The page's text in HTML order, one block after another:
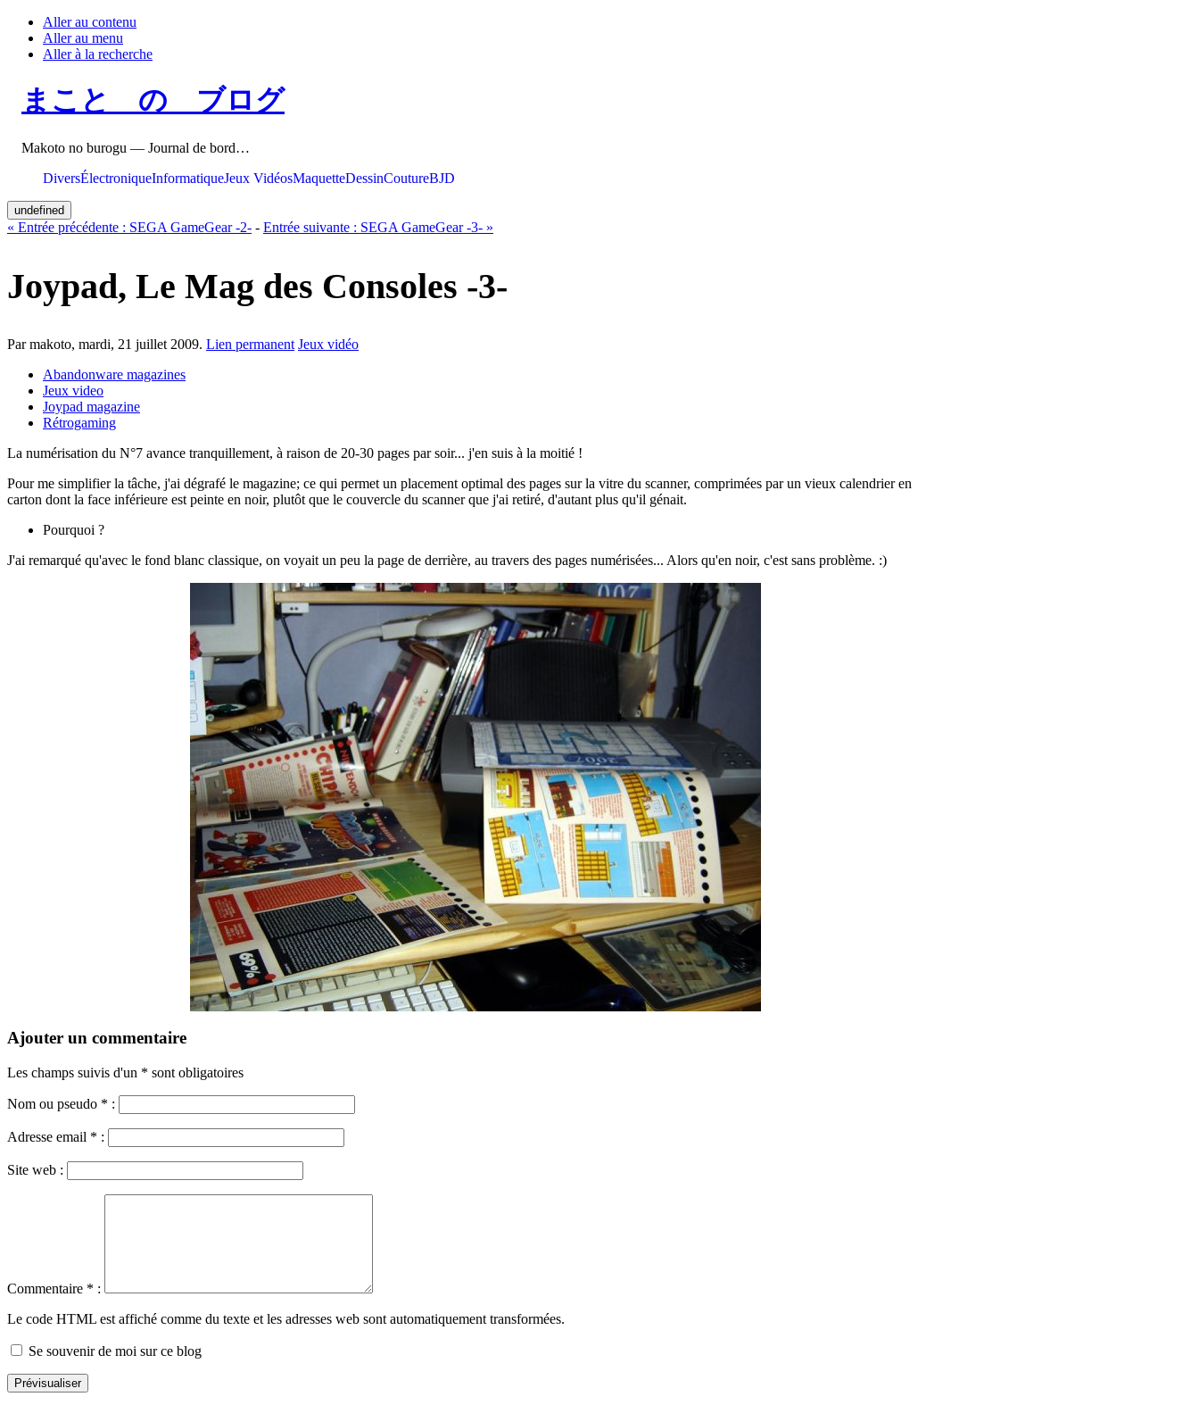
Aller au contenu
Aller au menu
Aller à la recherche
まこと の ブログ
Makoto no burogu — Journal de bord…
DiversÉlectroniqueInformatiqueJeux VidéosMaquetteDessinCoutureBJD
undefined
« Entrée précédente : SEGA GameGear -2- - Entrée suivante : SEGA GameGear -3- »
Joypad, Le Mag des Consoles -3-
Par makoto, mardi, 21 juillet 2009. Lien permanent Jeux vidéo
Abandonware magazines
Jeux video
Joypad magazine
Rétrogaming
La numérisation du N°7 avance tranquillement, à raison de 20-30 pages par soir... j'en suis à la moitié !
Pour me simplifier la tâche, j'ai dégrafé le magazine; ce qui permet un placement optimal des pages sur la vitre du scanner, comprimées par un vieux calendrier en
carton dont la face inférieure est peinte en noir, plutôt que le couvercle du scanner que j'ai retiré, d'autant plus qu'il génait.
Pourquoi ?
J'ai remarqué qu'avec le fond blanc classique, on voyait un peu la page de derrière, au travers des pages numérisées... Alors qu'en noir, c'est sans problème. :)
Ajouter un commentaire
Les champs suivis d'un * sont obligatoires
Nom ou pseudo * :
Adresse email * :
Site web :
Commentaire * :
Le code HTML est affiché comme du texte et les adresses web sont automatiquement transformées.
Se souvenir de moi sur ce blog
Prévisualiser